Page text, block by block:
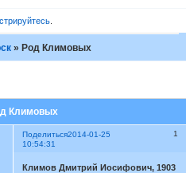
.
»Род Климовых
Климовых
Поделиться 1
2014-01-25
10:54:31
Климов Дмитрий Иосифович, 1903